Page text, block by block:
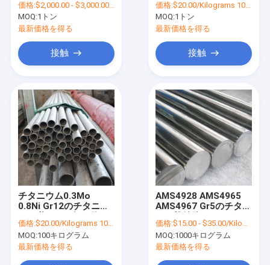
ヤーにニッケルを被せ
る
価格:$2,000.00 - $3,000.00/Ton
MOQ:1トン
最新価格を得る
接触
2.5メートルの長さ
価格:$20.00/Kilograms 100-999 Kilograms
MOQ:1トン
最新価格を得る
接触
チタニウム0.3Mo
0.8Ni Gr12のチタニウ
25.4mm ASTM SB338
価格:$20.00/Kilograms 100-999 Kilograms
MOQ:100キログラム
最新価格を得る
AMS4928 AMS4965
AMS4967 Gr5のチタニ
ムの棒
価格:$15.00 - $35.00/Kilograms
MOQ:1000キログラム
最新価格を得る